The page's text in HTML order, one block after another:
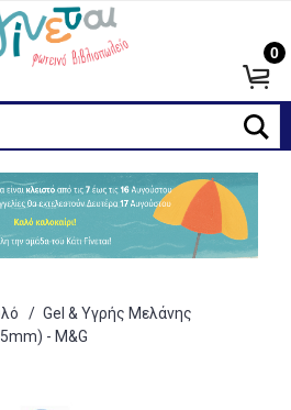
0
/ Gel & Υγρής Μελάνης
- M&G